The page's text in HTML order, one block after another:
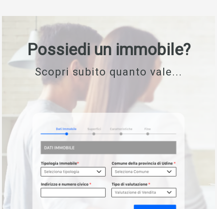
Possiedi un immobile?
Scopri subito quanto vale...